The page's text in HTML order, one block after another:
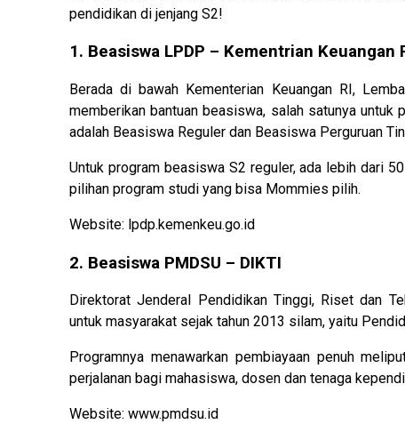
pendidikan di jenjang S2!
1. Beasiswa LPDP – Kementrian Keuangan
Berada di bawah Kementerian Keuangan RI,
memberikan bantuan beasiswa, salah satunya
adalah Beasiswa Reguler dan Beasiswa Perguruan
Untuk program beasiswa S2 reguler, ada lebih dari
pilihan program studi yang bisa Mommies pilih.
Website: lpdp.kemenkeu.go.id
2. Beasiswa PMDSU – DIKTI
Direktorat Jenderal Pendidikan Tinggi, Riset dan
untuk masyarakat sejak tahun 2013 silam, yaitu
Programnya menawarkan pembiayaan penuh
perjalanan bagi mahasiswa, dosen dan tenaga
Website: www.pmdsu.id